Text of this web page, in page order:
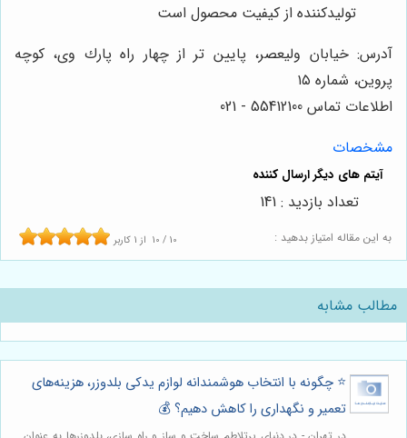
تولیدکننده از کیفیت محصول است
آدرس: خيابان وليعصر، پايين تر از چهار راه پارك وى، كوچه
پروين، شماره ١٥
اطلاعات تماس 55412100 - 021
مشخصات
به این مقاله امتیاز بدهید : 10 / 10 از 1 کاربر
تعداد بازدید : 141
مطالب مشابه
⭐️ چگونه با انتخاب هوشمندانه لوازم یدکی بلدوزر، هزینه‌های
تعمیر و نگهداری را کاهش دهیم؟ 💰